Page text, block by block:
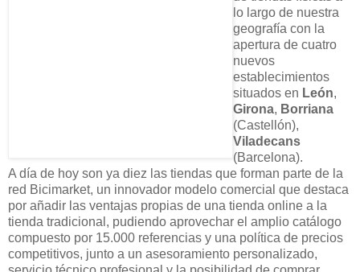
lo largo de nuestra
geografía con la
apertura de cuatro
nuevos
establecimientos
situados en León,
Girona, Borriana
(Castellón),
Viladecans
(Barcelona).
A día de hoy son ya diez las tiendas que forman parte de la
red Bicimarket, un innovador modelo comercial que destaca
por añadir las ventajas propias de una tienda online a la
tienda tradicional, pudiendo aprovechar el amplio catálogo
compuesto por 15.000 referencias y una política de precios
competitivos, junto a un asesoramiento personalizado,